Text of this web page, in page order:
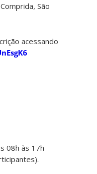
São
acessando
08h às 17h